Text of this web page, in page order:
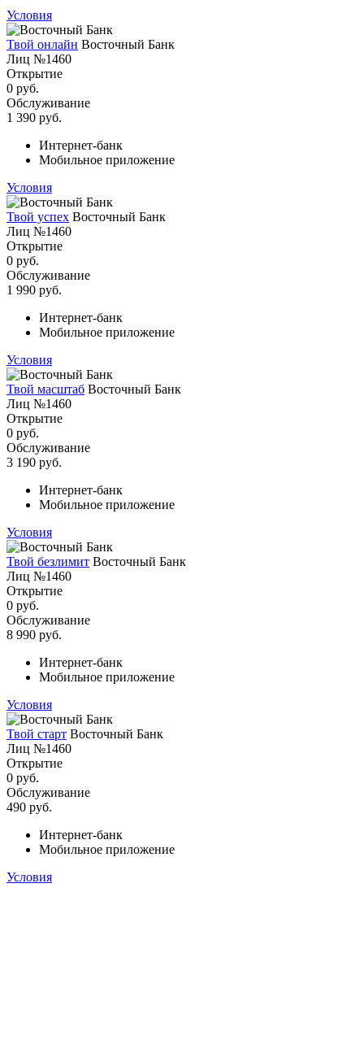
Условия
Твой онлайн Восточный Банк
Лиц №1460
Открытие
0 руб.
Обслуживание
1 390 руб.
Интернет-банк
Мобильное приложение
Условия
Твой успех Восточный Банк
Лиц №1460
Открытие
0 руб.
Обслуживание
1 990 руб.
Интернет-банк
Мобильное приложение
Условия
Твой масштаб Восточный Банк
Лиц №1460
Открытие
0 руб.
Обслуживание
3 190 руб.
Интернет-банк
Мобильное приложение
Условия
Твой безлимит Восточный Банк
Лиц №1460
Открытие
0 руб.
Обслуживание
8 990 руб.
Интернет-банк
Мобильное приложение
Условия
Твой старт Восточный Банк
Лиц №1460
Открытие
0 руб.
Обслуживание
490 руб.
Интернет-банк
Мобильное приложение
Условия